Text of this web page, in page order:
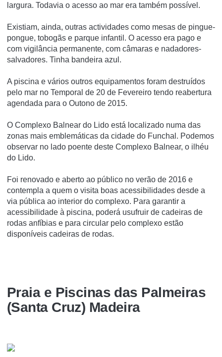
largura. Todavia o acesso ao mar era também possí­vel.
Existiam, ainda, outras actividades como mesas de pingue-
pongue, tobogãs e parque infantil. O acesso era pago e
com vigilância permanente, com câmaras e nadadores-
salvadores. Tinha bandeira azul.
A piscina e vários outros equipamentos foram destruí­dos
pelo mar no Temporal de 20 de Fevereiro tendo reabertura
agendada para o Outono de 2015.
O Complexo Balnear do Lido está localizado numa das
zonas mais emblemáticas da cidade do Funchal. Podemos
observar no lado poente deste Complexo Balnear, o ilhéu
do Lido.
Foi renovado e aberto ao público no verão de 2016 e
contempla a quem o visita boas acessibilidades desde a
via pública ao interior do complexo. Para garantir a
acessibilidade à piscina, poderá usufruir de cadeiras de
rodas anfíbias e para circular pelo complexo estão
disponíveis cadeiras de rodas.
Praia e Piscinas das Palmeiras
(Santa Cruz) Madeira